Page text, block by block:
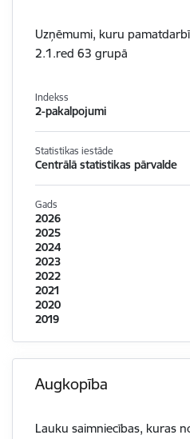
Uzņēmumi, kuru
2.1.red 63 grupā
Indekss
2-pakalpojumi
Statistikas iestāde
Centrālā statistikas pārvalde
Gads
2026
2025
2024
2023
2022
2021
2020
2019
Augkopība
Lauku saimniecības, kuras